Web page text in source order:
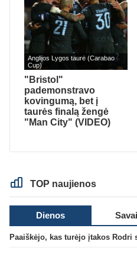
Anglijos Lygos taurė (Carabao
Cup)
"Bristol"
pademonstravo
kovingumą, bet į
taurės finalą žengė
"Man City" (VIDEO)
TOP naujienos
Dienos